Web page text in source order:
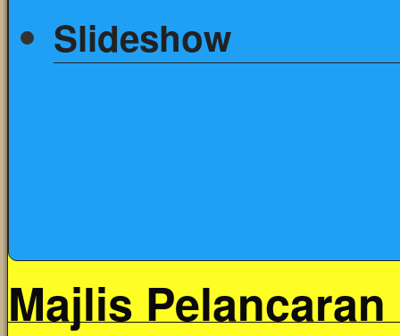
Slideshow
Majlis Pelancaran